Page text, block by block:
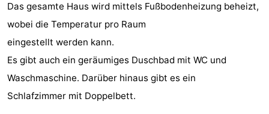
-
Spielplätze
-
Indoor-
Spielplätze
-
Bowling
Wellness-
Das gesamte Haus wird mittels Fußbodenheizung beheizt,
wobei die Temperatur pro Raum
eingestellt werden kann.
Es gibt auch ein geräumiges Duschbad mit WC und
Waschmaschine. Darüber hinaus gibt es ein
Schlafzimmer mit Doppelbett.